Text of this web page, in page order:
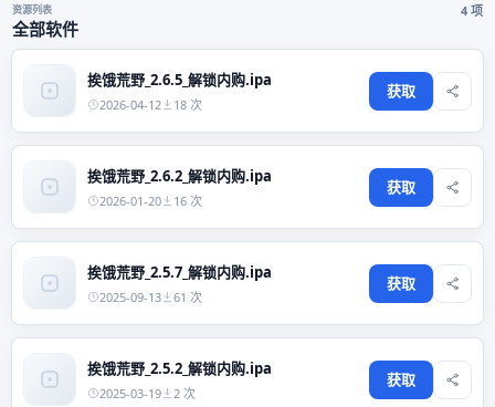
资源列表
全部软件
4 项
挨饿荒野_2.6.5_解锁内购.ipa
2026-04-12 18 次
获取
挨饿荒野_2.6.2_解锁内购.ipa
2026-01-20 16 次
获取
挨饿荒野_2.5.7_解锁内购.ipa
2025-09-13 61 次
获取
挨饿荒野_2.5.2_解锁内购.ipa
2025-03-19 2 次
获取